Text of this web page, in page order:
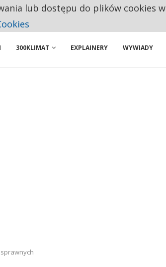
300KLIMAT EXPLAINERY WYWIADY
lub dostępu do plików cookies w